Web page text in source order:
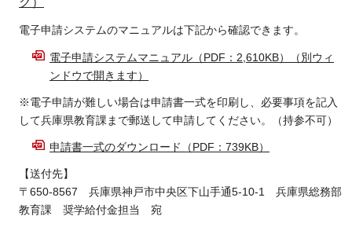
電子申請システムのマニュアルは下記から確認できます。
電子申請システムマニュアル（PDF：2,610KB）（別ウィ
ンドウで開きます）
※電子申請が難しい場合は申請書一式を印刷し、必要事項を記入
して兵庫県教育課まで郵送して申請してください。（持参不可）
申請書一式のダウンロード（PDF：739KB）
【送付先】
〒650-8567 兵庫県神戸市中央区下山手通5-10-1 兵庫県総務部
教育課 奨学給付金担当 宛